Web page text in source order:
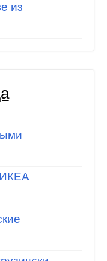
из
ИКЕА